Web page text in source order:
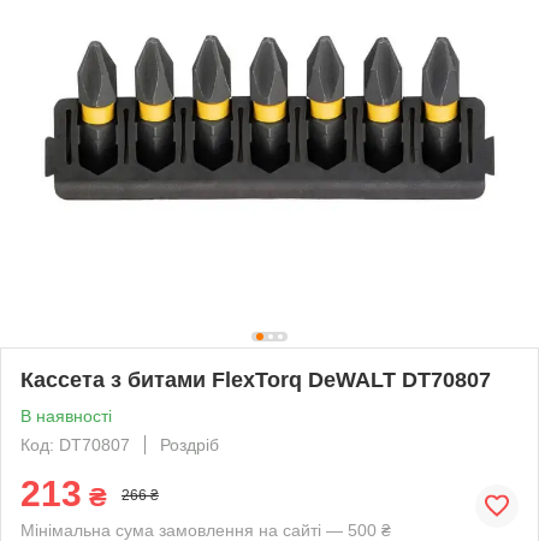
Кассета з битами FlexTorq DeWALT DT70807
В наявності
Код: DT70807
Роздріб
213 ₴ 266 ₴
Мінімальна сума замовлення на сайті — 500 ₴